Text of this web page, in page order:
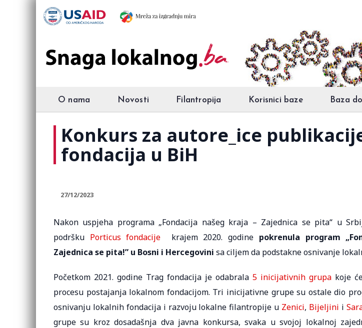
O nama Novosti Filantropija Korisnici baze Baza
Konkurs za autore_ice
fondacija u BiH
27/12/2023
Nakon uspjeha programa „Fondacija našeg kraja – Zajednica se pita“ u
podršku Porticus fondacije krajem 2020. godine pokrenula program „
Zajednica se pita!” u Bosni i Hercegovini sa ciljem da podstakne osnivanje
Početkom 2021. godine Trag fondacija je odabrala5 inicijativnih grupa koje
procesu postajanja lokalnom fondacijom. Tri inicijativne grupe su ostale dio
osnivanju lokalnih fondacija i razvoju lokalne filantropije u Zenici, Bijeljini i
grupe su kroz dosadašnja dva javna konkursa, svaka u svojoj lokalnoj